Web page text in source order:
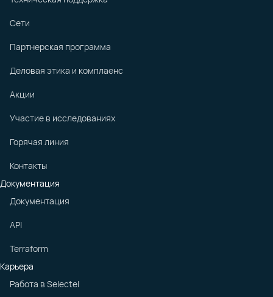
Сети
Партнерская программа
Деловая этика и комплаенс
Акции
Участие в исследованиях
Горячая линия
Контакты
Документация
Документация
API
Terraform
Карьера
Работа в Selectel